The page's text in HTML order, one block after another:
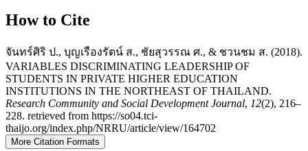
How to Cite
จันทร์ศิริ ป., บุญเรืองรัตน์ ส., ชัยสุวรรณ ศ., & ชวนชม ส. (2018).
VARIABLES DISCRIMINATING LEADERSHIP OF
STUDENTS IN PRIVATE HIGHER EDUCATION
INSTITUTIONS IN THE NORTHEAST OF THAILAND.
Research Community and Social Development Journal, 12(2), 216–
228. retrieved from https://so04.tci-
thaijo.org/index.php/NRRU/article/view/164702
More Citation Formats